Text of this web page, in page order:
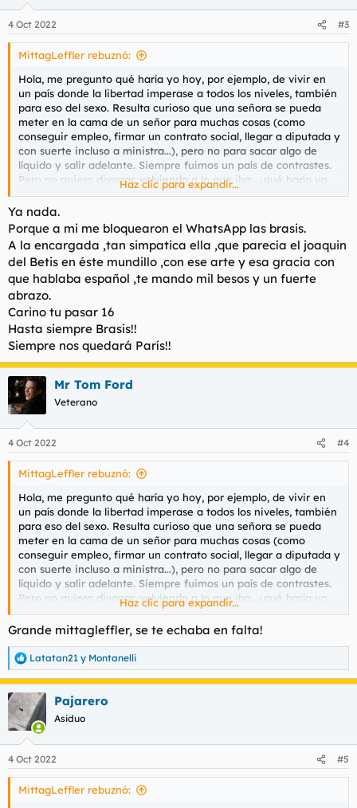
e
s
4 Oct 2022 #3
MittagLeffler rebuznó:
Hola, me pregunto qué haría yo hoy, por ejemplo, de vivir en
un país donde la libertad imperase a todos los niveles, también
para eso del sexo. Resulta curioso que una señora se pueda
meter en la cama de un señor para muchas cosas (como
conseguir empleo, firmar un contrato social, llegar a diputada y
con suerte incluso a ministra...), pero no para sacar algo de
líquido y salir adelante. Siempre fuimos un país de contrastes.
Pero no quiero divagar, volviendo a lo que iba...¿qué haría yo
hoy de ser libre? Pues mirando por ahí en la internet me he
tropezado por alguna parte con Eliza, bien podría ser una
modelo exótica porque guapetona sí que es. He leído en
alguna parte que está interesada en conocer a señores (hasta
ofrece su teléfono 602454103, muy confiada es la chica en
estos tiempos), sólo para ofrecer conversación y un rato de
compañía con educación y decoro. Echándole imaginación me
imagino que esa chavala no debe pasar de los veintipocos, no
parece muy alta, seguro que de piel tostada, típica brasileña,
tiene pinta de ser simpática aunque algo tímida (las fotos
dicen mucho si uno es perspicaz), se adivina fibrosa y dura por
todo su universo anatómico, como expresión de buenos
hábitos deportivos y cuidado personal, hasta no me extrañaría
que fuese poco ducha en las cosas de la vida y aún se
condujese con la estrechez de la inexperiencia, quien sabe. En
fin, en un mundo libre no me importaría conocer a Eliza, y vivir
como real lo que sólo forma parte de mi imaginación. Una
pena no poder hacerlo, os invito a que al menos compartáis
conmigo esta ensoñación
Ver el archivos adjunto 121870Ver el archivos adjunto
121871Ver el archivos adjunto 121873
Haz clic para expandir...
Ya nada.
Porque a mi me bloquearon el WhatsApp las brasis.
A la encargada ,tan simpatica ella ,que parecía el joaquin
del Betis en éste mundillo ,con ese arte y esa gracia con
que hablaba español ,te mando mil besos y un fuerte
abrazo.
Carino tu pasar 16
Hasta siempre Brasis!!
Siempre nos quedará París!!
Mr Tom Ford
Veterano
4 Oct 2022 #4
MittagLeffler rebuznó:
Hola, me pregunto qué haría yo hoy, por ejemplo, de vivir en
un país donde la libertad imperase a todos los niveles, también
para eso del sexo. Resulta curioso que una señora se pueda
meter en la cama de un señor para muchas cosas (como
conseguir empleo, firmar un contrato social, llegar a diputada y
con suerte incluso a ministra...), pero no para sacar algo de
líquido y salir adelante. Siempre fuimos un país de contrastes.
Pero no quiero divagar, volviendo a lo que iba...¿qué haría yo
hoy de ser libre? Pues mirando por ahí en la internet me he
tropezado por alguna parte con Eliza, bien podría ser una
modelo exótica porque guapetona sí que es. He leído en
alguna parte que está interesada en conocer a señores (hasta
ofrece su teléfono 602454103, muy confiada es la chica en
estos tiempos), sólo para ofrecer conversación y un rato de
compañía con educación y decoro. Echándole imaginación me
imagino que esa chavala no debe pasar de los veintipocos, no
parece muy alta, seguro que de piel tostada, típica brasileña,
tiene pinta de ser simpática aunque algo tímida (las fotos
dicen mucho si uno es perspicaz), se adivina fibrosa y dura por
todo su universo anatómico, como expresión de buenos
hábitos deportivos y cuidado personal, hasta no me extrañaría
que fuese poco ducha en las cosas de la vida y aún se
Haz clic para expandir...
Grande mittagleffler, se te echaba en falta!
R
e
a
c
c
i
e
s
Latatan21 y Montanelli
Pajarero
Asiduo
4 Oct 2022 #5
MittagLeffler rebuznó: